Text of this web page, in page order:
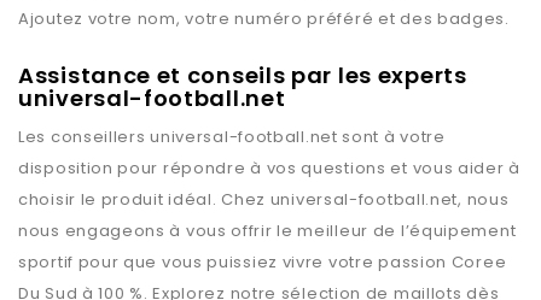
Ajoutez votre nom, votre numéro préféré et des badges.
Assistance et conseils par les experts
universal-football.net
Les conseillersuniversal-football.net sont à votre
disposition pour répondre à vos questions et vous aider à
choisir le produit idéal. Chez universal-football.net, nous
nous engageons à vous offrir le meilleur de l’équipement
sportif pour que vous puissiez vivre votre passion Coree
Du Sud à 100 %. Explorez notre sélection de maillots dès